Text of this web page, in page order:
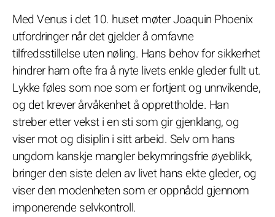
Med Venus i det 10. huset møter Joaquin Phoenix
utfordringer når det gjelder å omfavne
tilfredsstillelse uten nøling. Hans behov for sikkerhet
hindrer ham ofte fra å nyte livets enkle gleder fullt ut.
Lykke føles som noe som er fortjent og unnvikende,
og det krever årvåkenhet å opprettholde. Han
streber etter vekst i en sti som gir gjenklang, og
viser mot og disiplin i sitt arbeid. Selv om hans
ungdom kanskje mangler bekymringsfrie øyeblikk,
bringer den siste delen av livet hans ekte gleder, og
viser den modenheten som er oppnådd gjennom
imponerende selvkontroll.